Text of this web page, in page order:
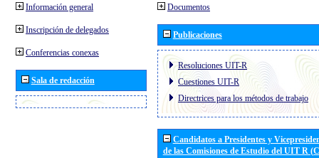
Información general
Inscripción de delegados
Conferencias conexas
Sala de redacción
Documentos
Publicaciones
Resoluciones UIT-R
Cuestiones UIT-R
Directrices para los métodos de trabajo
Candidatos a Presidentes y
de las Comisiones de Estudio del UIT R